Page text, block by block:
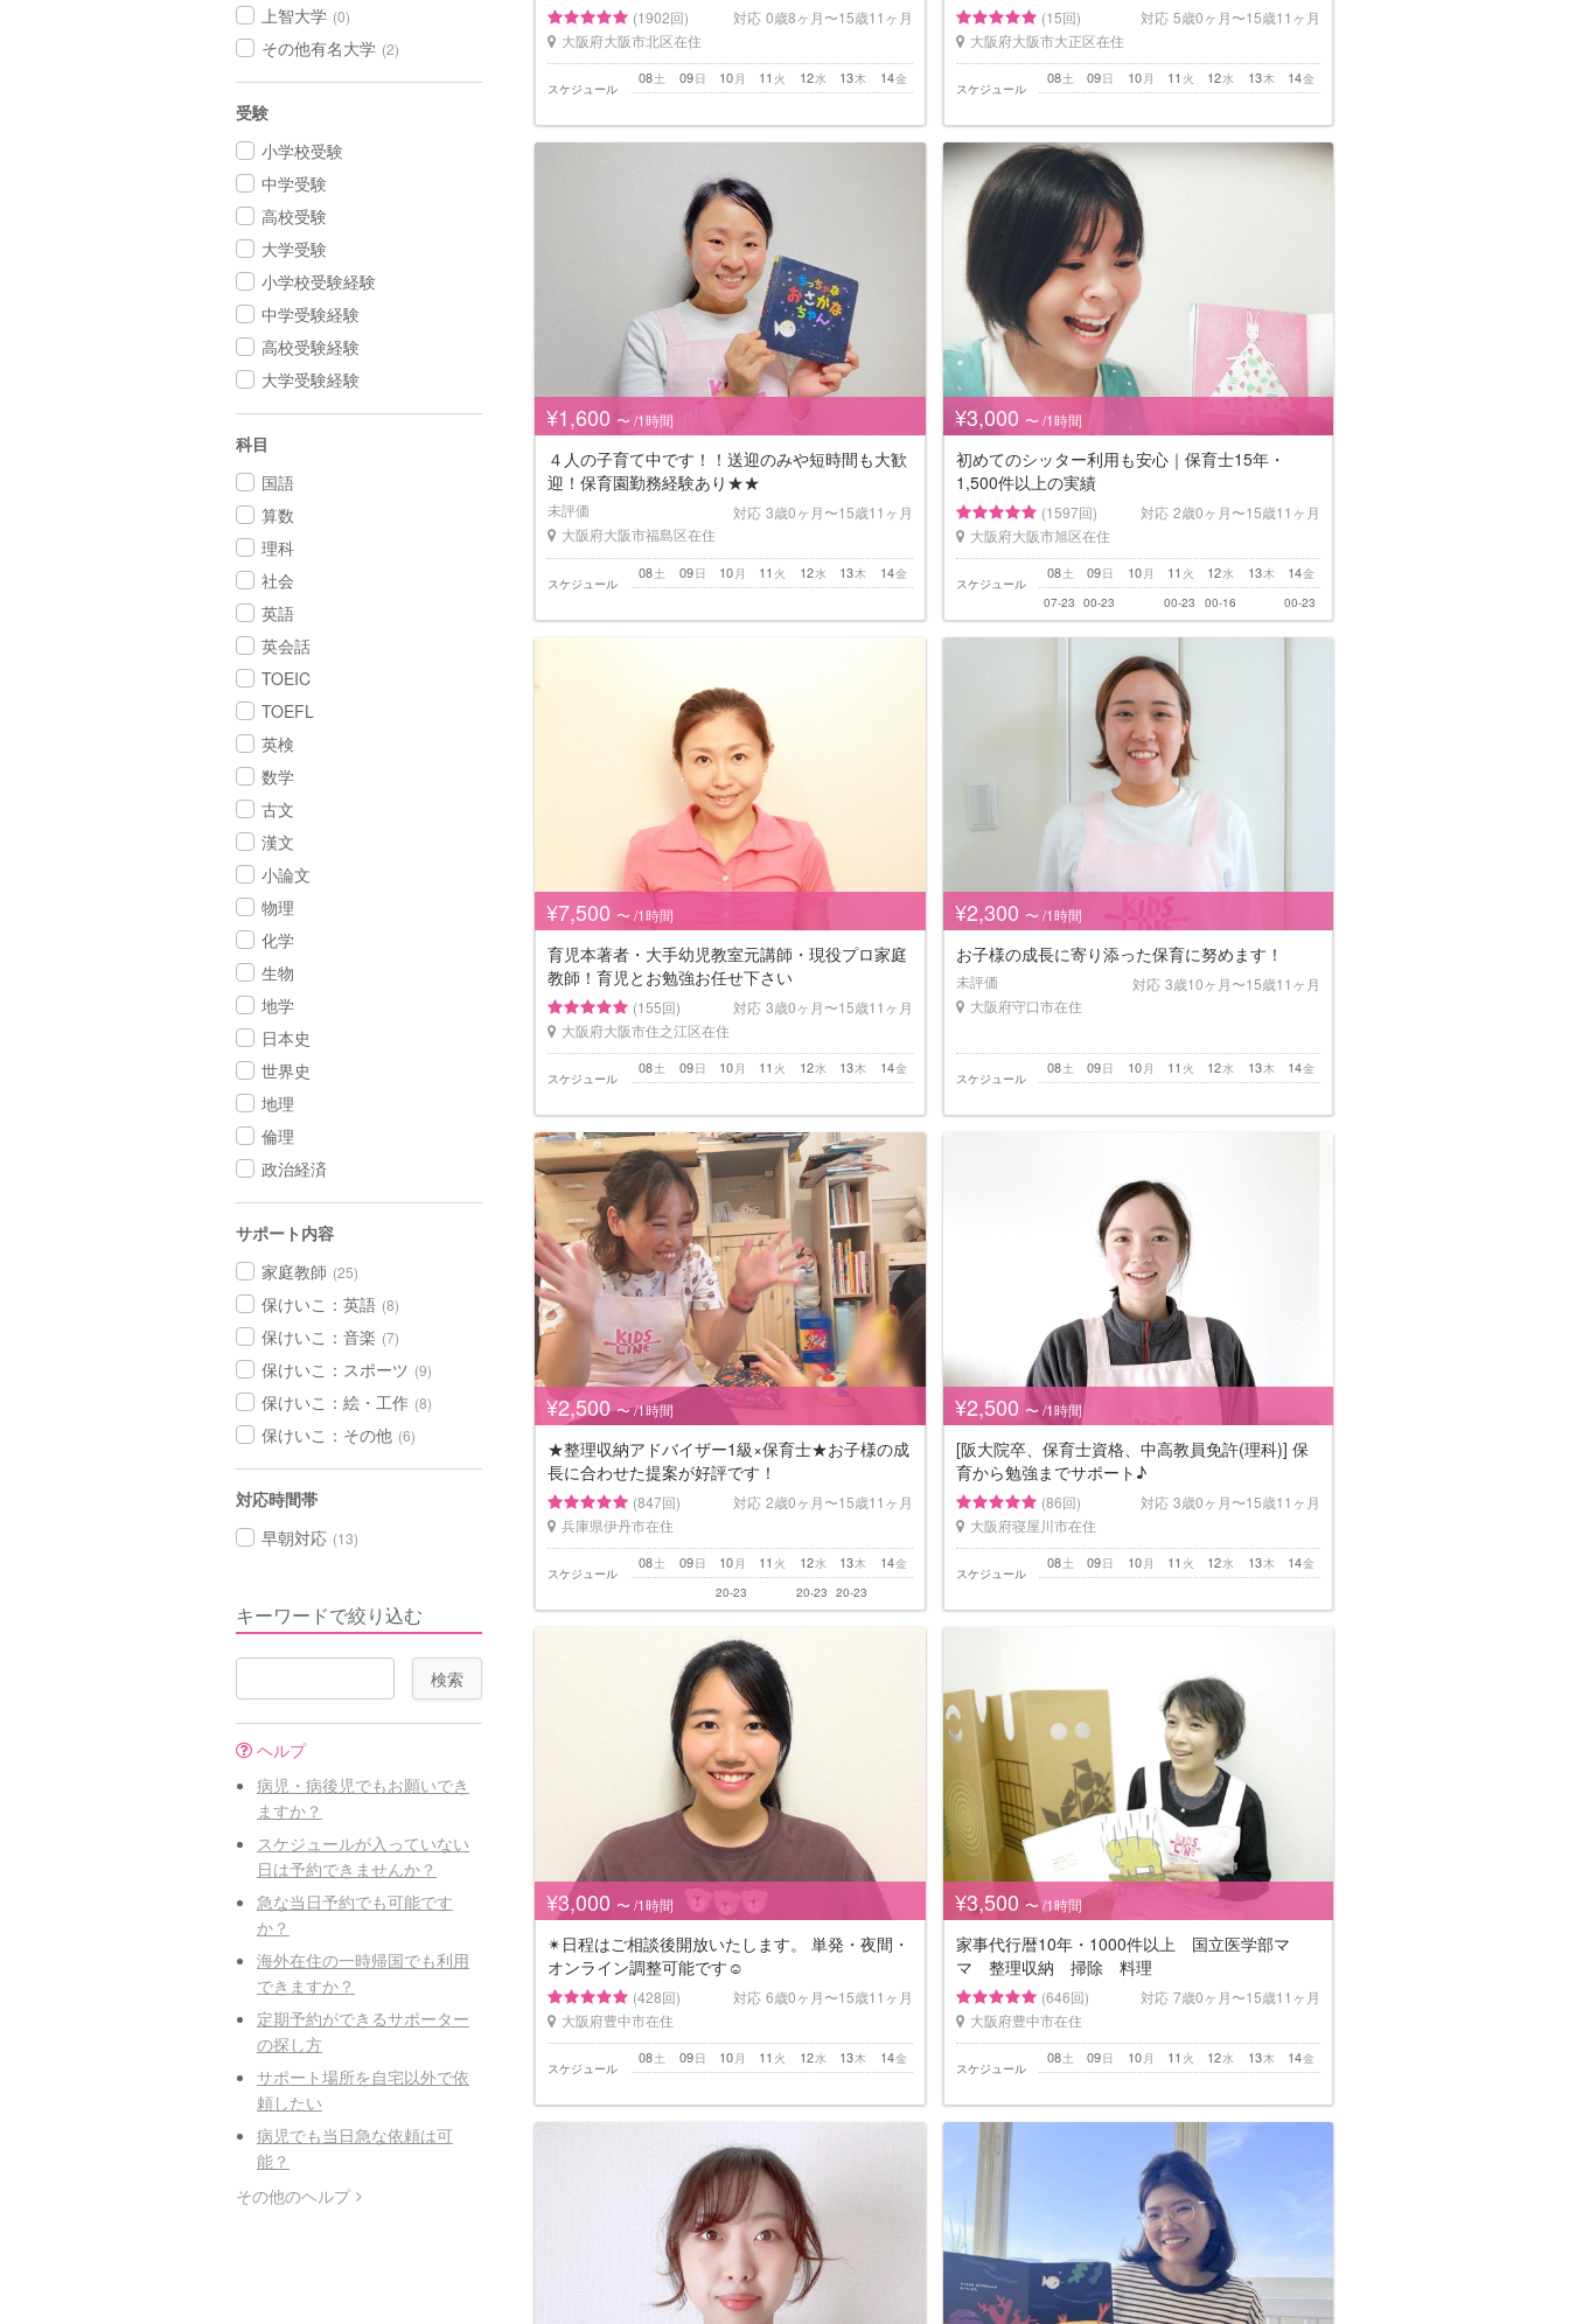
上智大学 (0)
その他有名大学 (2)
受験
小学校受験
中学受験
高校受験
大学受験
小学校受験経験
中学受験経験
高校受験経験
大学受験経験
科目
国語
算数
理科
社会
英語
英会話
TOEIC
TOEFL
英検
数学
古文
漢文
小論文
物理
化学
生物
地学
日本史
世界史
地理
倫理
政治経済
サポート内容
家庭教師 (25)
保けいこ：英語 (8)
保けいこ：音楽 (7)
保けいこ：スポーツ (9)
保けいこ：絵・工作 (8)
保けいこ：その他 (6)
対応時間帯
早朝対応 (13)
キーワードで絞り込む
ヘルプ
病児・病後児でもお願いでき
ますか？
スケジュールが入っていない
日は予約できませんか？
急な当日予約でも可能です
か？
海外在住の一時帰国でも利用
できますか？
定期予約ができるサポーター
の探し方
サポート場所を自宅以外で依
頼したい
病児でも当日急な依頼は可
能？
その他のヘルプ
(1902回) 対応 0歳8ヶ月〜15歳11ヶ月
大阪府大阪市北区在住
スケジュール
土
08 日
09 月
10 火
11 水
12 木
13 金
14
(15回) 対応 5歳0ヶ月〜15歳11ヶ月
大阪府大阪市大正区在住
スケジュール
土
08 日
09 月
10 火
11 水
12 木
13 金
14
¥1,600 〜 /1時間
４人の子育て中です！！送迎のみや短時間も大歓
迎！保育園勤務経験あり★★
未評価 対応 3歳0ヶ月〜15歳11ヶ月
大阪府大阪市福島区在住
スケジュール
土
08 日
09 月
10 火
11 水
12 木
13 金
14
¥3,000 〜 /1時間
初めてのシッター利用も安心｜保育士15年・
1,500件以上の実績
(1597回) 対応 2歳0ヶ月〜15歳11ヶ月
大阪府大阪市旭区在住
スケジュール
土
08 日
09 月
10 火
11 水
12 木
13 金
14
07-23 00-23 00-23 00-16 00-23
¥7,500 〜 /1時間
育児本著者・大手幼児教室元講師・現役プロ家庭
教師！育児とお勉強お任せ下さい
(155回) 対応 3歳0ヶ月〜15歳11ヶ月
大阪府大阪市住之江区在住
スケジュール
土
08 日
09 月
10 火
11 水
12 木
13 金
14
¥2,300 〜 /1時間
お子様の成長に寄り添った保育に努めます！
未評価 対応 3歳10ヶ月〜15歳11ヶ月
大阪府守口市在住
スケジュール
土
08 日
09 月
10 火
11 水
12 木
13 金
14
¥2,500 〜 /1時間
★整理収納アドバイザー1級×保育士★お子様の成
長に合わせた提案が好評です！
(847回) 対応 2歳0ヶ月〜15歳11ヶ月
兵庫県伊丹市在住
スケジュール
土
08 日
09 月
10 火
11 水
12 木
13 金
14
20-23 20-23 20-23
¥2,500 〜 /1時間
[阪大院卒、保育士資格、中高教員免許(理科)] 保
育から勉強までサポート♪
(86回) 対応 3歳0ヶ月〜15歳11ヶ月
大阪府寝屋川市在住
スケジュール
土
08 日
09 月
10 火
11 水
12 木
13 金
14
¥3,000 〜 /1時間
✴︎日程はご相談後開放いたします。 単発・夜間・
オンライン調整可能です☺
(428回) 対応 6歳0ヶ月〜15歳11ヶ月
大阪府豊中市在住
スケジュール
土
08 日
09 月
10 火
11 水
12 木
13 金
14
¥3,500 〜 /1時間
家事代行暦10年・1000件以上 国立医学部マ
マ 整理収納 掃除 料理
(646回) 対応 7歳0ヶ月〜15歳11ヶ月
大阪府豊中市在住
スケジュール
土
08 日
09 月
10 火
11 水
12 木
13 金
14